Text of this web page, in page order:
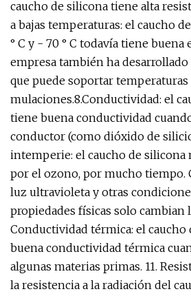
caucho de silicona tiene alta
a bajas temperaturas: el caucho
° C y - 70 ° C todavía tiene buena
empresa también ha
que puede soportar temperaturas
mulaciones.8.Conductividad: el
tiene buena conductividad
conductor (como dióxido de
intemperie: el caucho de silicona
por el ozono, por mucho tiempo.
luz ultravioleta y otras
propiedades físicas solo cambian
Conductividad térmica: el
buena conductividad térmica
algunas materias primas. 11.
la resistencia a la radiación del